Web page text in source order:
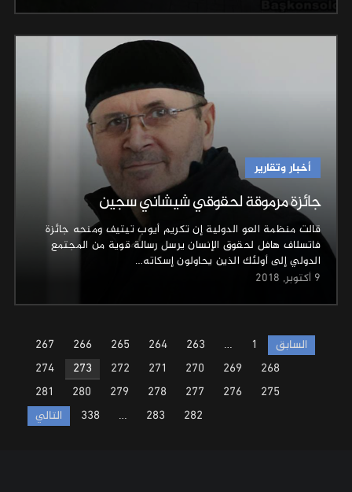
أخبار وتقارير
جائزة مرموقة لحقوقي شيشاني سجين
قالت منظمة العو الدولية إن تكريم أيوب تيتيف ومنحه جائزة
فاتسلاف هافل لحقوق الإنسان يرسل رسالة قوية من المجتمع
الدولي إلى أولئك الذين يحاولون إسكاته…
9 أكتوبر, 2018
Posts
pagination
السابق 1
…
263
264
265
266
267
268
269
270
271
272
273
274
275
276
277
278
279
280
281
282
283
…
338 التالي